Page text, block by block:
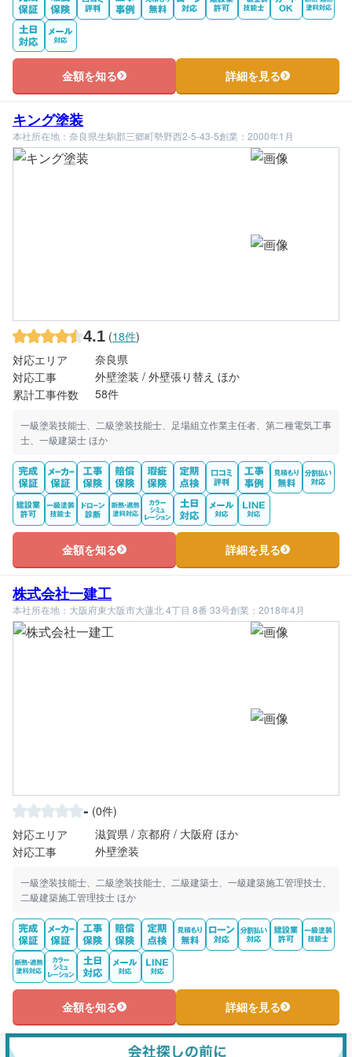
金額を知る 詳細を見る
キング塗装
本社所在地：奈良県生駒郡三郷町勢野西2-5-43-5創業：2000年1月
4.1 (18件)
対応エリア
奈良県
対応工事
外壁塗装 / 外壁張り替え ほか
累計工事件数
58件
一級塗装技能士、二級塗装技能士、足場組立作業主任者、第二種電気工事
士、一級建築士 ほか
金額を知る 詳細を見る
株式会社一建工
本社所在地：大阪府東大阪市大蓮北 4丁目 8番 33号創業：2018年4月
- (0件)
対応エリア
滋賀県 / 京都府 / 大阪府 ほか
対応工事
外壁塗装
一級塗装技能士、二級塗装技能士、二級建築士、一級建築施工管理技士、
二級建築施工管理技士 ほか
金額を知る 詳細を見る